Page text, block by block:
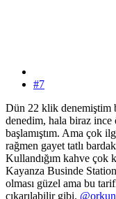
#7
Dün 22 klik denemiştim
denedim, hala biraz ince
başlamıştım. Ama çok
rağmen gayet tatlı bardak
Kullandığım kahve çok
Kayanza Businde
olması güzel ama bu
çıkarılabilir gibi.